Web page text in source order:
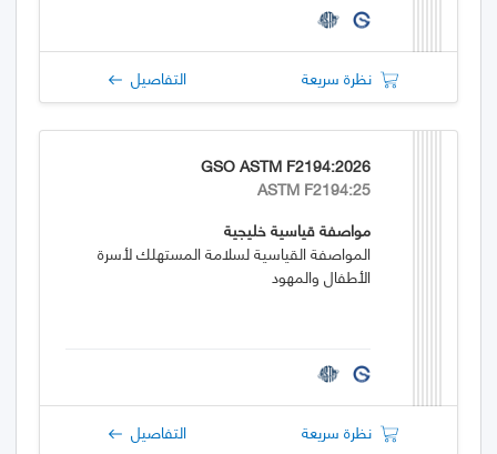
نظرة سريعة التفاصيل
GSO ASTM F2194:2026
ASTM F2194:25
مواصفة قياسية خليجية
المواصفة القياسية لسلامة المستهلك لأسرة
الأطفال والمهود
نظرة سريعة التفاصيل